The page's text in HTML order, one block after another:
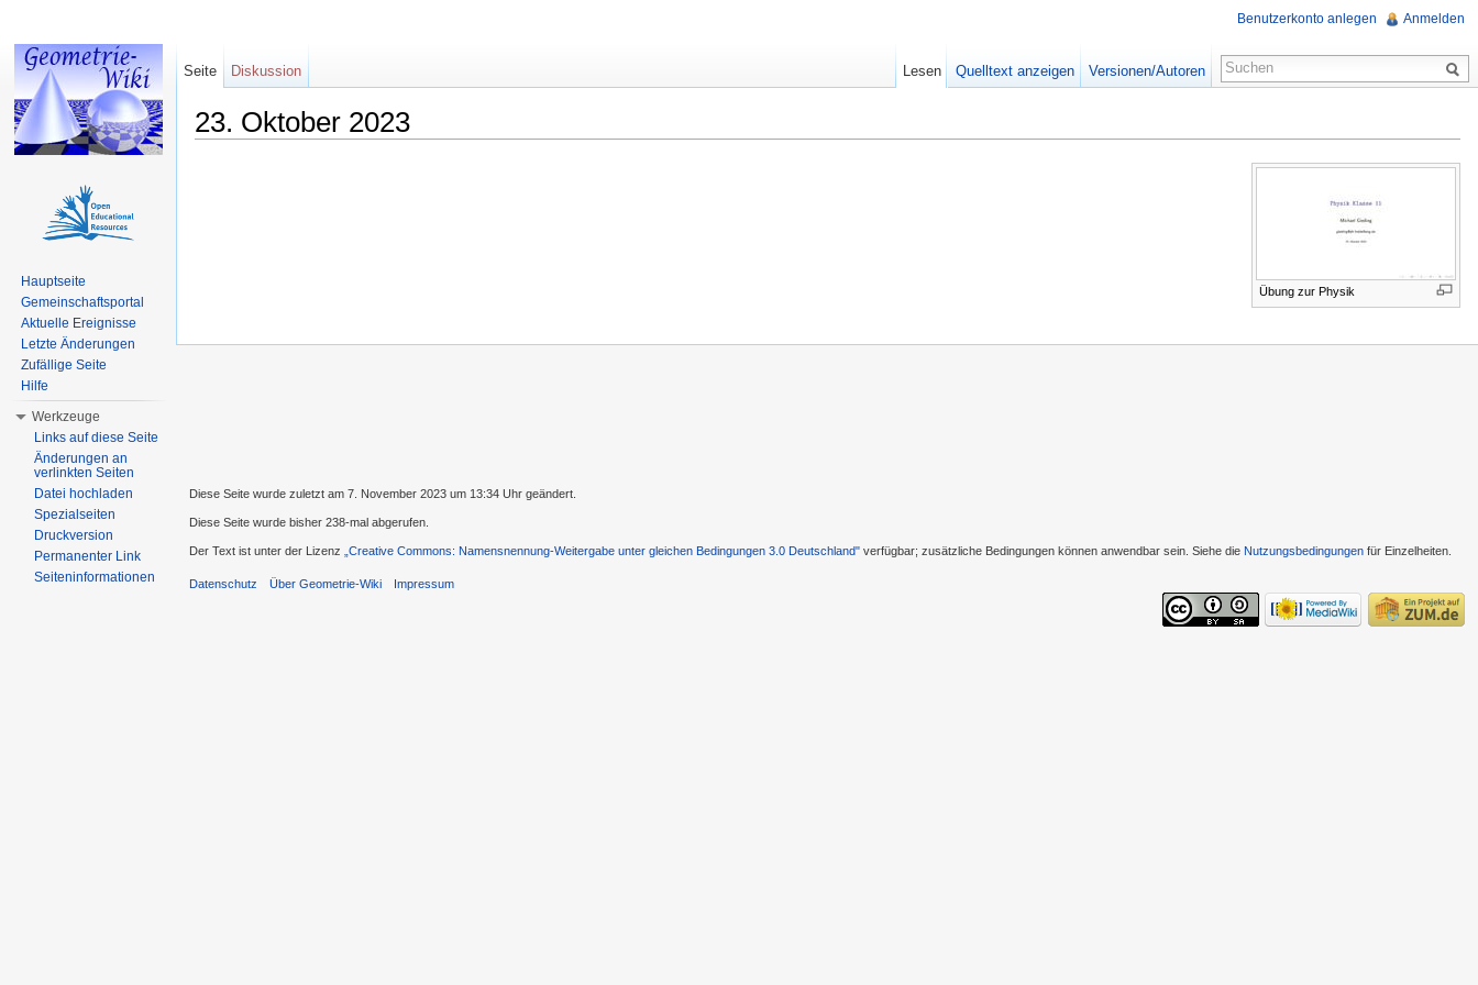
23. Oktober 2023
Übung zur Physik
Benutzerkonto anlegen Anmelden
Seite Diskussion Lesen Quelltext anzeigen Versionen/Autoren
Hauptseite
Gemeinschaftsportal
Aktuelle Ereignisse
Letzte Änderungen
Zufällige Seite
Hilfe
Werkzeuge
Links auf diese Seite
Änderungen an
verlinkten Seiten
Datei hochladen
Spezialseiten
Druckversion
Permanenter Link
Seiteninformationen
Diese Seite wurde zuletzt am 7. November 2023 um 13:34 Uhr geändert.
Diese Seite wurde bisher 238-mal abgerufen.
Der Text ist unter der Lizenz „Creative Commons: Namensnennung-Weitergabe unter gleichen Bedingungen 3.0 Deutschland" verfügbar; zusätzliche Bedingungen können anwendbar sein. Siehe die Nutzungsbedingungen für Einzelheiten.
Datenschutz Über Geometrie-Wiki Impressum